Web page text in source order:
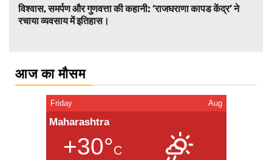
विश्वास, समर्पण और गुणवत्ता की कहानी: ‘राजघराणा कापड केंद्र’ ने
रचाया व्यवसाय में इतिहास।
आज का मौसम
Friday Aug
Maharashtra
+30°C